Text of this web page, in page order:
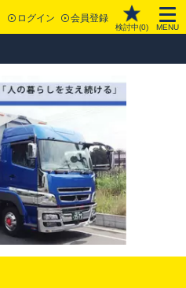
ログイン 会員登録
検討中(0) MENU